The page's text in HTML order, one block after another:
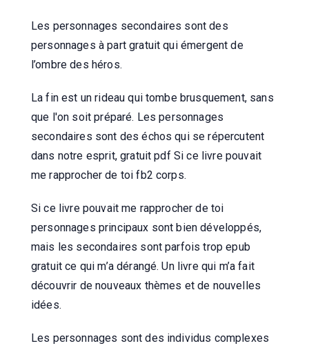
Les personnages secondaires sont des
personnages à part gratuit qui émergent de
l’ombre des héros.
La fin est un rideau qui tombe brusquement, sans
que l'on soit préparé. Les personnages
secondaires sont des échos qui se répercutent
dans notre esprit, gratuit pdf Si ce livre pouvait
me rapprocher de toi fb2 corps.
Si ce livre pouvait me rapprocher de toi
personnages principaux sont bien développés,
mais les secondaires sont parfois trop epub
gratuit ce qui m’a dérangé. Un livre qui m’a fait
découvrir de nouveaux thèmes et de nouvelles
idées.
Les personnages sont des individus complexes